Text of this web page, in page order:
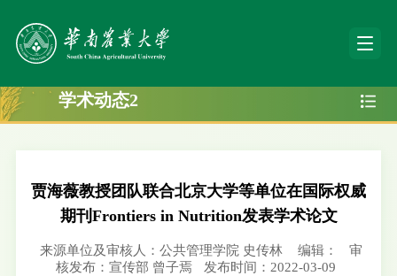
学术动态2
贾海薇教授团队联合北京大学等单位在国际权威
期刊Frontiers in Nutrition发表学术论文
来源单位及审核人：公共管理学院 史传林 编辑：
审
核发布：宣传部 曾子焉
发布时间：2022-03-09